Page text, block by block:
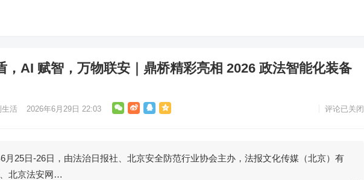
，AI 赋智，万物联安｜鼎桥精彩亮相 2026 政法智能化装备
生活 2026年6月29日 22:03 评论已关闭
月25日-26日，由法治日报社、北京安全防范行业协会主办，法报文化传媒（北京）有
北京法安网…